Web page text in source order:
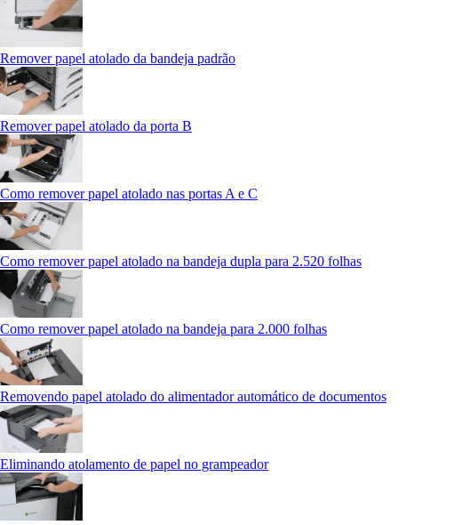
Remover papel atolado da bandeja padrão
Remover papel atolado da porta B
Como remover papel atolado nas portas A e C
Como remover papel atolado na bandeja dupla para 2.520 folhas
Como remover papel atolado na bandeja para 2.000 folhas
Removendo papel atolado do alimentador automático de documentos
Eliminando atolamento de papel no grampeador